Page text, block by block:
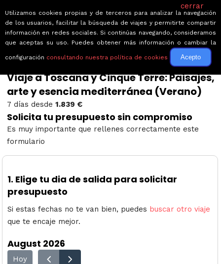
← Volver a Viaje a Toscana y Cinque Te...
Viaje a Toscana y Cinque Terre: Paisajes,
arte y esencia mediterránea (Verano)
7 días desde 1.839 €
Solicita tu presupuesto sin compromiso
Es muy importante que rellenes correctamente este
formulario
1. Elige tu dia de salida para solicitar
presupuesto
Si estas fechas no te van bien, puedes buscar otro viaje
que te encaje mejor.
August 2026
Hoy
cerrar
Utilizamos cookies propias y de terceros para analizar la navegación
de los usuarios, facilitar la búsqueda de viajes y permitirte compartir
información en redes sociales. Si continúas navegando, consideramos
que aceptas su uso. Puedes obtener más información o cambiar la
configuración consultando nuestra política de cookies Acepto